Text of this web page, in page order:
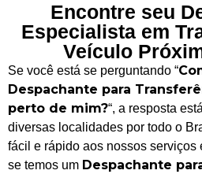
Encontre seu
Especialista em
Veículo
Se você está se perguntando “
Despachante para
perto de mim?“, a resposta
diversas localidades por todo o
fácil e rápido aos nossos
se temos um Despachante